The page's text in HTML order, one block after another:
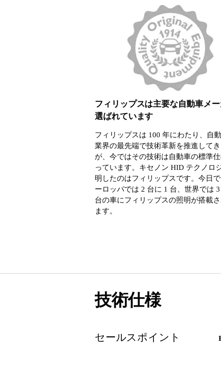
フィリップスは主要な自動車メ
選ばれています
フィリップスは 100 年にわたり、自
業界の最先端で技術革新を推進して
が、今ではその技術は自動車の標準
っています。キセノン HID テクノロ
明したのはフィリップスです。今日
ーロッパでは 2 台に 1 台、世界では
台の車にフィリップスの照明が搭載
ます。
技術仕様
セールスポイント